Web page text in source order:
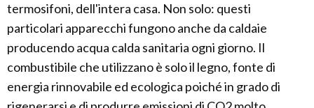
termosifoni, dell'intera casa. Non solo: questi
particolari apparecchi fungono anche da caldaie
producendo acqua calda sanitaria ogni giorno. Il
combustibile che utilizzano è solo il legno, fonte di
energia rinnovabile ed ecologica poiché in grado di